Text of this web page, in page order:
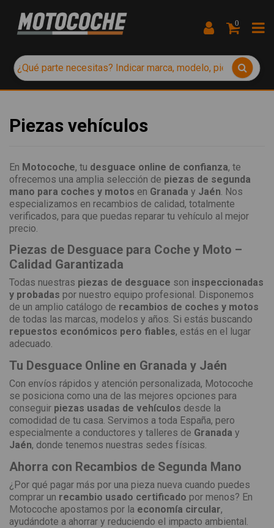
0
Piezas vehículos
En Motocoche, tu desguace online de confianza, te
ofrecemos una amplia selección de piezas de segunda
mano para coches y motos en Granada y Jaén . Nos
especializamos en recambios de calidad, totalmente
verificados, para que puedas reparar tu vehículo al mejor
precio.
Piezas de Desguace para Coche y Moto –
Calidad Garantizada
Todas nuestras piezas de desguace son inspeccionadas
y probadas por nuestro equipo profesional. Disponemos
de un amplio catálogo de recambios de coches y motos
de todas las marcas, modelos y años. Si estás buscando
repuestos económicos pero fiables, estás en el lugar
adecuado.
Tu Desguace Online en Granada y Jaén
Con envíos rápidos y atención personalizada, Motocoche
se posiciona como una de las mejores opciones para
conseguir piezas usadas de vehículos desde la
comodidad de tu casa. Servimos a toda España, pero
especialmente a conductores y talleres de Granada y
Jaén, donde tenemos nuestras sedes físicas.
Ahorra con Recambios de Segunda Mano
¿Por qué pagar más por una pieza nueva cuando puedes
comprar un recambio usado certificado por menos? En
Motocoche apostamos por la economía circular,
ayudándote a ahorrar y reduciendo el impacto ambiental.